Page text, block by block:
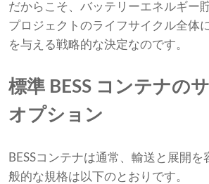
だからこそ、バッテリーエネルギー
プロジェクトのライフサイクル全体
を与える戦略的な決定なのです。
標準 BESS コンテナの
オプション
BESSコンテナは通常、輸送と展開
般的な規格は以下のとおりです。